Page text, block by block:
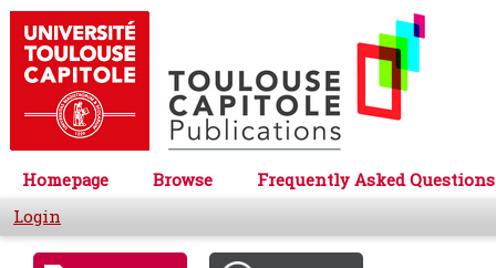
Homepage Browse
Frequently Asked Questions
Login